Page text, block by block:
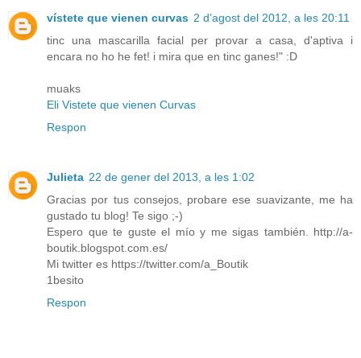
vístete que vienen curvas 2 d’agost del 2012, a les 20:11
tinc una mascarilla facial per provar a casa, d'aptiva i
encara no ho he fet! i mira que en tinc ganes!" :D
muaks
Eli Vistete que vienen Curvas
Respon
Julieta 22 de gener del 2013, a les 1:02
Gracias por tus consejos, probare ese suavizante, me ha
gustado tu blog! Te sigo ;-)
Espero que te guste el mío y me sigas también. http://a-
boutik.blogspot.com.es/
Mi twitter es https://twitter.com/a_Boutik
1besito
Respon